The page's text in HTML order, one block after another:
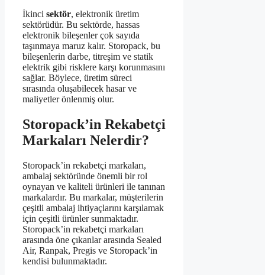
İkinci sektör, elektronik üretim
sektörüdür. Bu sektörde, hassas
elektronik bileşenler çok sayıda
taşınmaya maruz kalır. Storopack, bu
bileşenlerin darbe, titreşim ve statik
elektrik gibi risklere karşı korunmasını
sağlar. Böylece, üretim süreci
sırasında oluşabilecek hasar ve
maliyetler önlenmiş olur.
Storopack’in Rekabetçi
Markaları Nelerdir?
Storopack’in rekabetçi markaları,
ambalaj sektöründe önemli bir rol
oynayan ve kaliteli ürünleri ile tanınan
markalardır. Bu markalar, müşterilerin
çeşitli ambalaj ihtiyaçlarını karşılamak
için çeşitli ürünler sunmaktadır.
Storopack’in rekabetçi markaları
arasında öne çıkanlar arasında Sealed
Air, Ranpak, Pregis ve Storopack’in
kendisi bulunmaktadır.